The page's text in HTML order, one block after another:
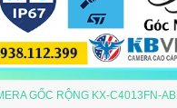
GỐC RỘNG KX-C4013FN-AB